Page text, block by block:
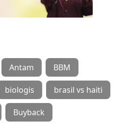
Antam BBM
biologis brasil vs haiti
Buyback